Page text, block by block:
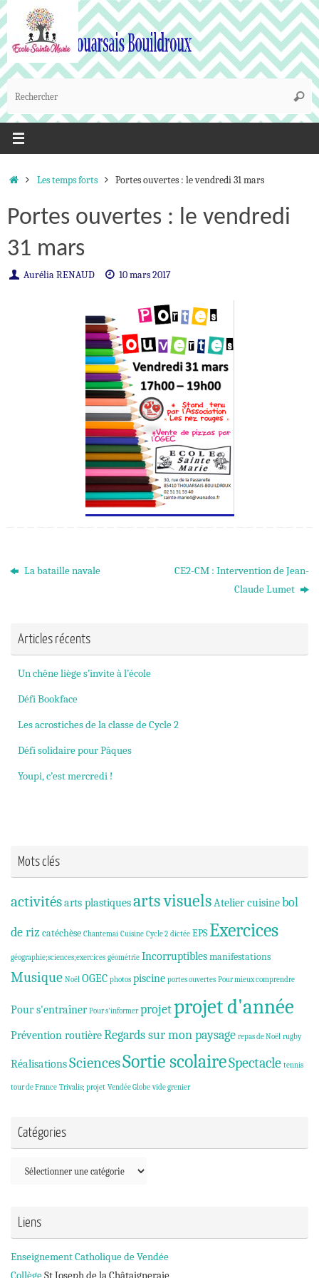
Passer
au
contenu
:
AccueilLes temps forts Portes ouvertes : le vendredi 31 mars
Portes ouvertes : le vendredi
31 mars
Aurélia RENAUD 10 mars 2017
La bataille navale
CE2-CM : Intervention de Jean-
Claude Lumet
Articles récents
Un chêne liège s’invite à l’école
Défi Bookface
Les acrostiches de la classe de Cycle 2
Défi solidaire pour Pâques
Youpi, c’est mercredi !
Mots clés
activitésarts plastiquesarts visuelsAtelier cuisinebol
de riz catéchèse Chantemai Cuisine Cycle 2 dictée EPSExercices
géographie;sciences;exercices géométrie Incorruptiblesmanifestations
Musique Noël OGEC photos piscine portes ouvertes Pour mieux comprendre
Pour s'entraîner Pour s'informer projetprojet d'année
Prévention routièreRegards sur mon paysage repas de Noël rugby
RéalisationsSciencesSortie scolaireSpectacle tennis
tour de France Trivalis; projet Vendée Globe vide grenier
Catégories
Catégories
Liens
Enseignement Catholique de Vendée
CollègeSt Joseph de la Châtaigneraie